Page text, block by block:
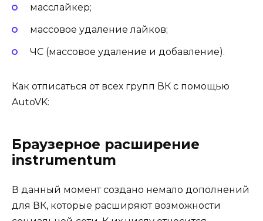
масслайкер;
массовое удаление лайков;
ЧС (массовое удаление и добавление).
Как отписаться от всех групп ВК с помощью
AutoVK:
Браузерное расширение
instrumentum
В данный момент создано немало дополнений
для ВК, которые расширяют возможности